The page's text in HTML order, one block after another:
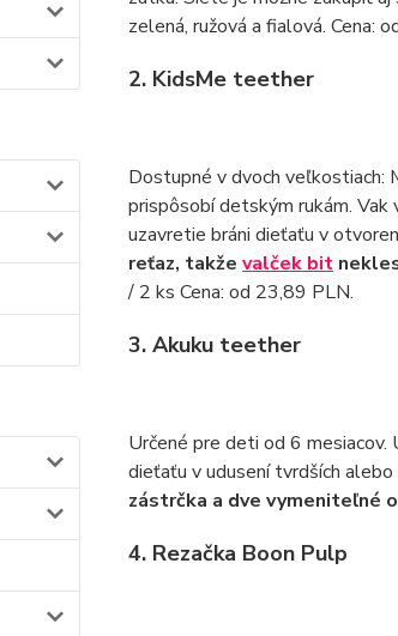
zelená, ružová a fialová. Cena:
2. KidsMe teether
Dostupné v dvoch veľkostiach:
prispôsobí detským rukám.
uzavretie bráni dieťaťu v
reťaz, takže valček bit
/ 2 ks Cena: od 23,89 PLN.
3. Akuku teether
Určené pre deti od 6
dieťaťu v udusení tvrdších alebo
zástrčka a dve vymeniteľné
4. Rezačka Boon Pulp